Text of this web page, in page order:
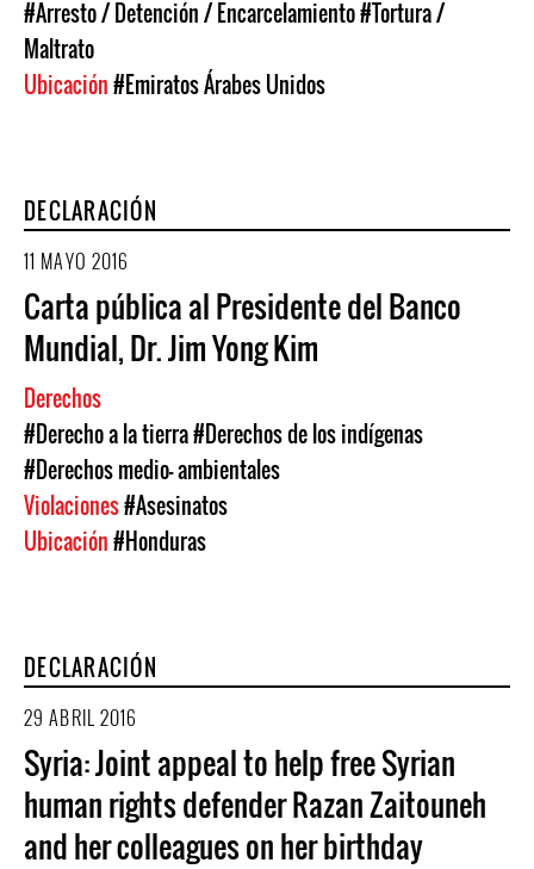
#Arresto / Detención / Encarcelamiento#Tortura /
Maltrato
Ubicación#Emiratos Árabes Unidos
DECLARACIÓN
11 MAYO 2016
Carta pública al Presidente del Banco
Mundial, Dr. Jim Yong Kim
Derechos
#Derecho a la tierra#Derechos de los indígenas
#Derechos medio- ambientales
Violaciones#Asesinatos
Ubicación#Honduras
DECLARACIÓN
29 ABRIL 2016
Syria: Joint appeal to help free Syrian
human rights defender Razan Zaitouneh
and her colleagues on her birthday